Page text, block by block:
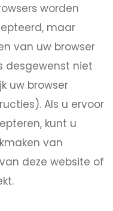
worden
maar
van uw browser
desgewenst niet
uw browser
Als u ervoor
kunt u
van
deze website of